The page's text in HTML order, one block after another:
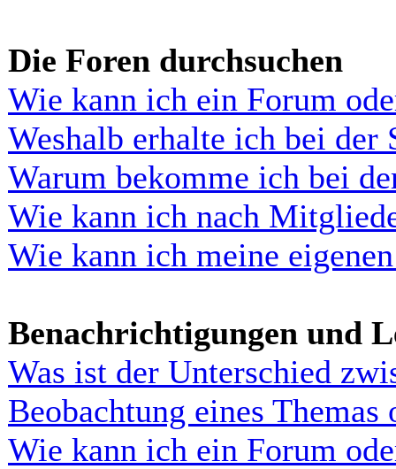
Die Foren durchsuchen
Wie kann ich ein Forum
Weshalb erhalte ich bei der
Warum bekomme ich bei
Wie kann ich nach
Wie kann ich meine
Benachrichtigungen und
Was ist der Unterschied
Beobachtung eines Themas
Wie kann ich ein Forum